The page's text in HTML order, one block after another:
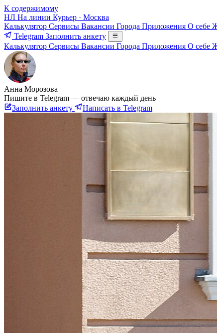
К содержимому
НЛ На линии Курьер · Москва
Калькулятор Сервисы Вакансии Города Приложения О себе
Telegram Заполнить анкету
Калькулятор Сервисы Вакансии Города Приложения О себе
Анна Морозова
Пишите в Telegram — отвечаю каждый день
Заполнить анкету
Написать в Telegram